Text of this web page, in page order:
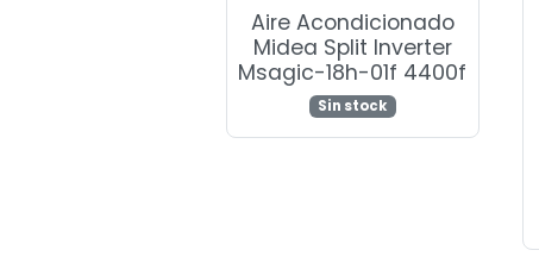
Aire Acondicionado
Midea Split Inverter
Msagic-18h-01f 4400f
Sin stock